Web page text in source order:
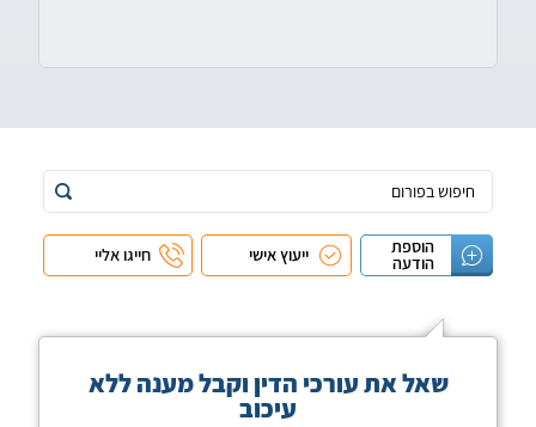
הוספת
הודעה ייעוץ אישי חייגו אליי
שאל את עורכי הדין וקבל מענה ללא
עיכוב